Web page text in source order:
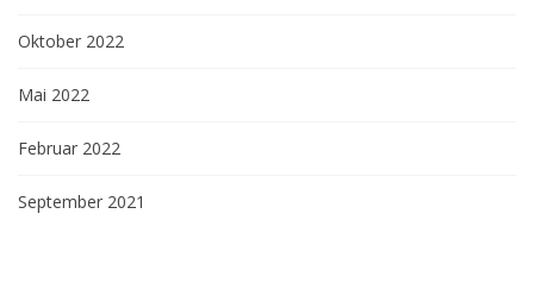
Oktober 2022
Mai 2022
Februar 2022
September 2021